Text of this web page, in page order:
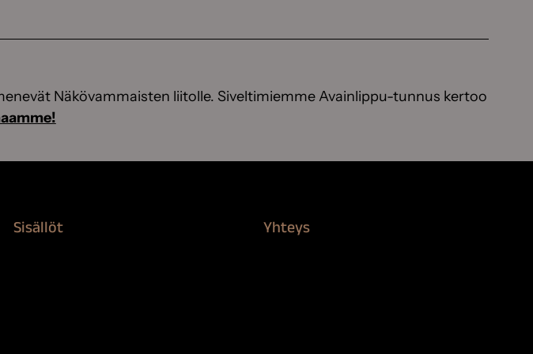
Näkövammaisten liitolle. Siveltimiemme Avainlippu-tunnus kertoo
Sisällöt Yhteys